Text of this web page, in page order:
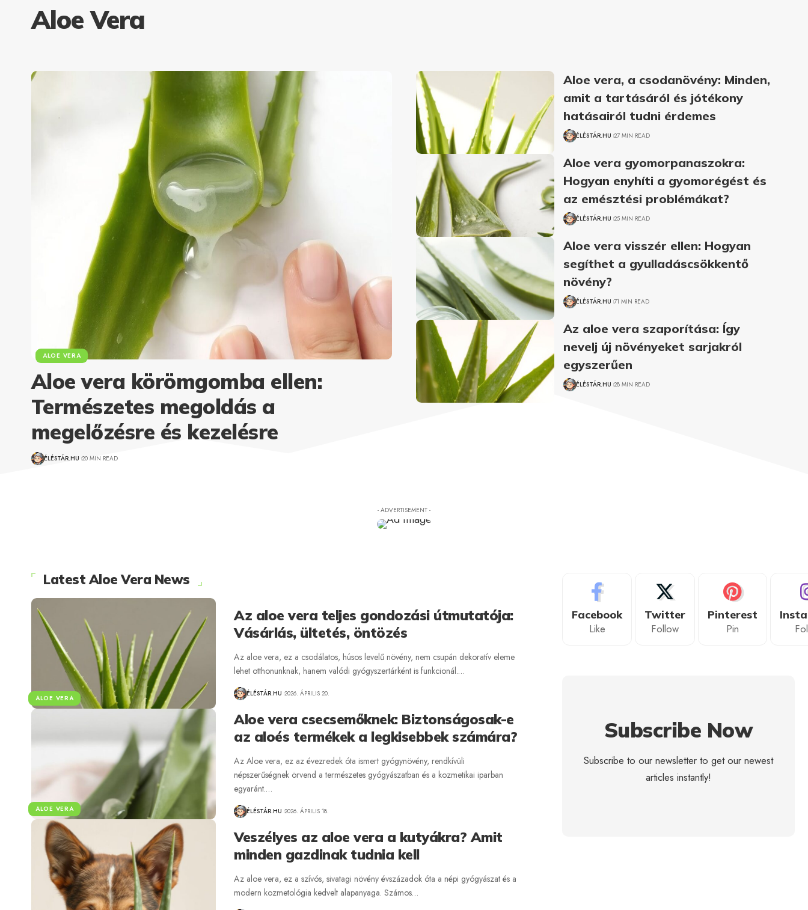
Aloe Vera
ALOE VERA
Aloe vera körömgomba ellen:
Természetes megoldás a
megelőzésre és kezelésre
ÉLÉSTÁR.HU 20 MIN READ
Aloe vera, a csodanövény: Minden,
amit a tartásáról és jótékony
hatásairól tudni érdemes
ÉLÉSTÁR.HU 27 MIN READ
Aloe vera gyomorpanaszokra:
Hogyan enyhíti a gyomorégést és
az emésztési problémákat?
ÉLÉSTÁR.HU 25 MIN READ
Aloe vera visszér ellen: Hogyan
segíthet a gyulladáscsökkentő
növény?
ÉLÉSTÁR.HU 71 MIN READ
Az aloe vera szaporítása: Így
nevelj új növényeket sarjakról
egyszerűen
ÉLÉSTÁR.HU 28 MIN READ
- ADVERTISEMENT -
Latest Aloe Vera News
ALOE VERA
Az aloe vera teljes gondozási útmutatója:
Vásárlás, ültetés, öntözés
Az aloe vera, ez a csodálatos, húsos levelű növény, nem csupán dekoratív eleme
lehet otthonunknak, hanem valódi gyógyszertárként is funkcionál.…
ÉLÉSTÁR.HU 2026. ÁPRILIS 20.
ALOE VERA
Aloe vera csecsemőknek: Biztonságosak-e
az aloés termékek a legkisebbek számára?
Az Aloe vera, ez az évezredek óta ismert gyógynövény, rendkívüli
népszerűségnek örvend a természetes gyógyászatban és a kozmetikai iparban
egyaránt.…
ÉLÉSTÁR.HU 2026. ÁPRILIS 18.
Veszélyes az aloe vera a kutyákra? Amit
minden gazdinak tudnia kell
Az aloe vera, ez a szívós, sivatagi növény évszázadok óta a népi gyógyászat és a
modern kozmetológia kedvelt alapanyaga. Számos…
Facebook
Like
Twitter
Follow
Pinterest
Pin
Subscribe Now
Subscribe to our newsletter to get our newest
articles instantly!